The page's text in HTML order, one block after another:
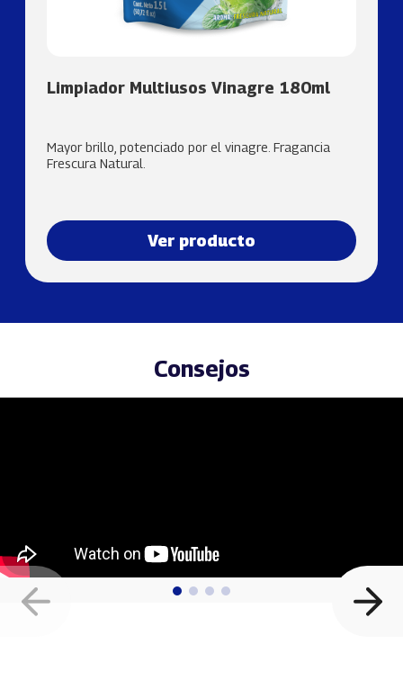
Limpiador Multiusos Vinagre 180ml
Mayor brillo, potenciado por el vinagre. Fragancia
Frescura Natural.
Ver producto
Consejos